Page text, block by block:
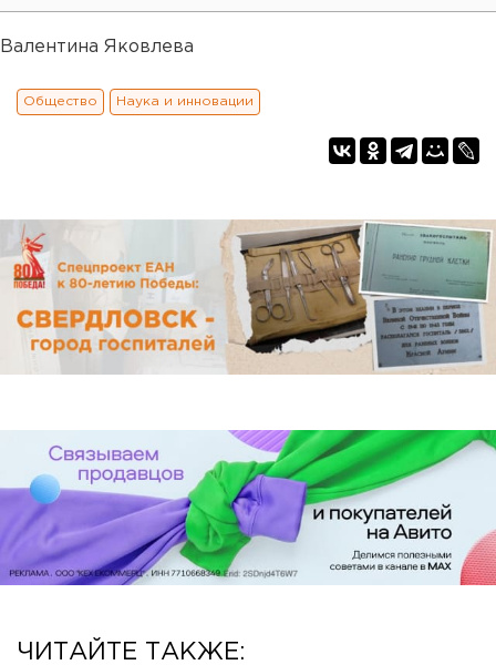
Валентина Яковлева
Общество Наука и инновации
ЧИТАЙТЕ ТАКЖЕ: